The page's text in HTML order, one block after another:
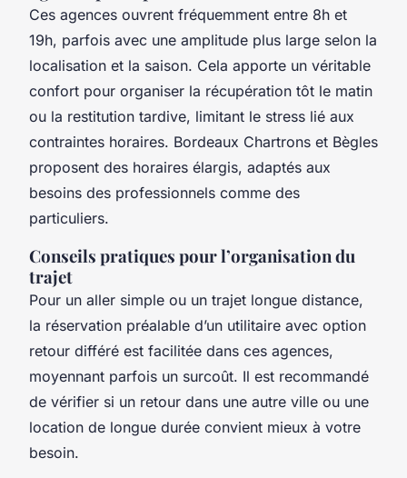
Ces agences ouvrent fréquemment entre 8h et
19h, parfois avec une amplitude plus large selon la
localisation et la saison. Cela apporte un véritable
confort pour organiser la récupération tôt le matin
ou la restitution tardive, limitant le stress lié aux
contraintes horaires. Bordeaux Chartrons et Bègles
proposent des horaires élargis, adaptés aux
besoins des professionnels comme des
particuliers.
Conseils pratiques pour l’organisation du
trajet
Pour un aller simple ou un trajet longue distance,
la réservation préalable d’un utilitaire avec option
retour différé est facilitée dans ces agences,
moyennant parfois un surcoût. Il est recommandé
de vérifier si un retour dans une autre ville ou une
location de longue durée convient mieux à votre
besoin.